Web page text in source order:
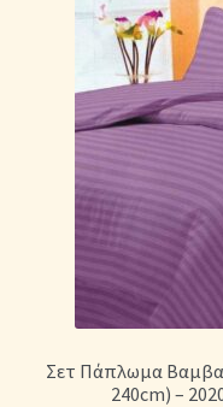
Σετ Πάπλωμα
240cm) –